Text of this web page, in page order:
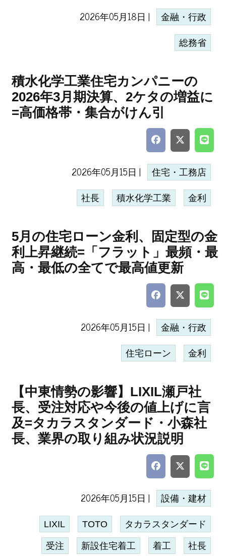
2026年05月18日 | 金融・行政
総務省
積水化学工業住宅カンパニーの
2026年3月期決算、2ケタの増益に
=高価格帯・集合がけん引
2026年05月15日 | 住宅・工務店
社長 積水化学工業 金利
5月の住宅ローン金利、固定型の金
利上昇継続=「フラット」最頻・最
高・最低の全てで最高値更新
2026年05月15日 | 金融・行政
住宅ローン 金利
【中東情勢の影響】LIXIL瀬戸社
長、受注対応や今後の値上げに言
及=タカラスタンダード・小森社
長、業界の取り組み状況説明
2026年05月15日 | 設備・建材
LIXIL TOTO タカラスタンダード
受注 新設住宅着工 着工 社長